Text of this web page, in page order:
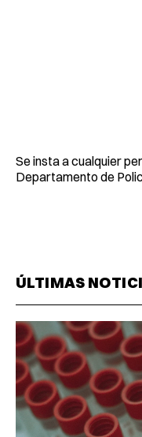
Se insta a cualquier
Departamento de
ÚLTIMAS